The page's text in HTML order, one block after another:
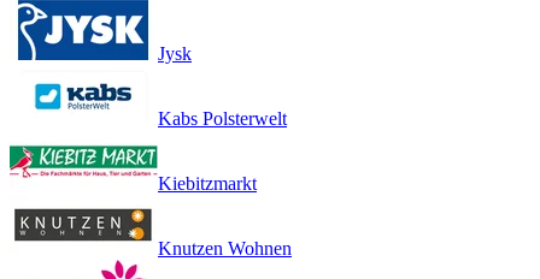
Jysk
Kabs Polsterwelt
Kiebitzmarkt
Knutzen Wohnen